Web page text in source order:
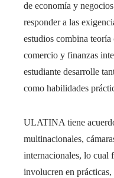
de economía y
responder a las
estudios combina teoría
comercio y finanzas
estudiante desarrolle
como habilidades
ULATINA tiene
multinacionales,
internacionales, lo cual
involucren en